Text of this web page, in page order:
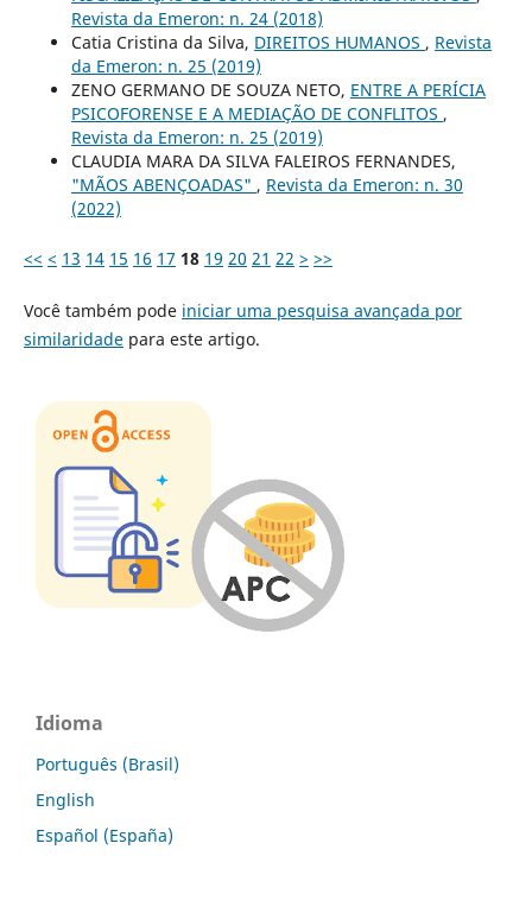
Revista da Emeron: n. 24 (2018)
Catia Cristina da Silva, DIREITOS HUMANOS , Revista
da Emeron: n. 25 (2019)
ZENO GERMANO DE SOUZA NETO, ENTRE A PERÍCIA
PSICOFORENSE E A MEDIAÇÃO DE CONFLITOS ,
Revista da Emeron: n. 25 (2019)
CLAUDIA MARA DA SILVA FALEIROS FERNANDES,
"MÃOS ABENÇOADAS" , Revista da Emeron: n. 30
(2022)
<< < 13 14 15 16 17 18 19 20 21 22 > >>
Você também pode iniciar uma pesquisa avançada por
similaridadepara este artigo.
Idioma
Português (Brasil)
English
Español (España)